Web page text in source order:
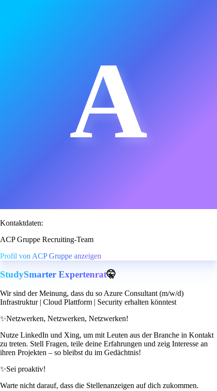
A
Kontaktdaten:
ACP Gruppe Recruiting-Team
Profil von ACP Gruppe anzeigen
StudySmarter Expertenrat🤫
Wir sind der Meinung, dass du so Azure Consultant (m/w/d)
Infrastruktur | Cloud Plattform | Security erhalten könntest
✨Netzwerken, Netzwerken, Netzwerken!
Nutze LinkedIn und Xing, um mit Leuten aus der Branche in Kontakt
zu treten. Stell Fragen, teile deine Erfahrungen und zeig Interesse an
ihren Projekten – so bleibst du im Gedächtnis!
✨Sei proaktiv!
Warte nicht darauf, dass die Stellenanzeigen auf dich zukommen.